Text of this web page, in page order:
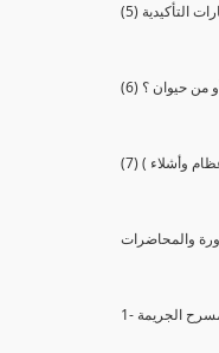
التأكيدية
من حيوان ؟
وأشلاء )
مسرح الجريمة